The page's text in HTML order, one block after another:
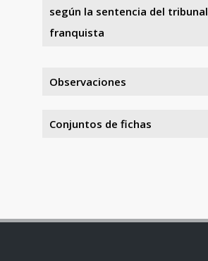
según la sentencia del tribunal
franquista
Observaciones
Conjuntos de fichas